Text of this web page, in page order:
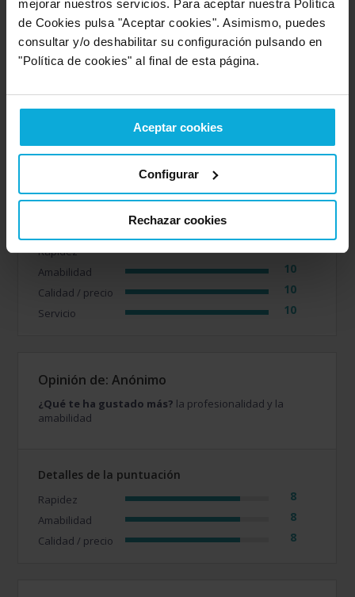
mejorar nuestros servicios. Para aceptar nuestra Política
de Cookies pulsa "Aceptar cookies". Asimismo, puedes
consultar y/o deshabilitar su configuración pulsando en
"Política de cookies" al final de esta página.
Aceptar cookies
Configurar
Rechazar cookies
Opiniones recientes de la empresa que
Opinión de: Anónimo
¿Qué te ha gustado más?Amabilidad y compresión
Detalles de la puntuación
Rapidez
Amabilidad 10
Calidad / precio 10
Servicio 10
Opinión de: Anónimo
¿Qué te ha gustado más? la profesionalidad y la
amabilidad
Detalles de la puntuación
Rapidez 8
Amabilidad 8
Calidad / precio 8